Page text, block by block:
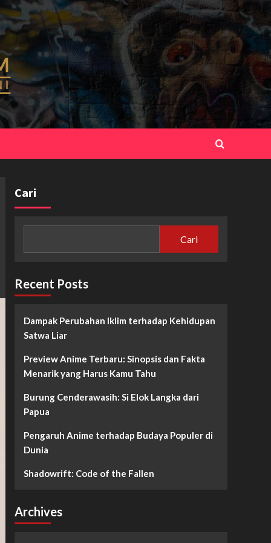
Cari
Cari
Recent Posts
Dampak Perubahan Iklim terhadap Kehidupan
Satwa Liar
Preview Anime Terbaru: Sinopsis dan Fakta
Menarik yang Harus Kamu Tahu
Burung Cenderawasih: Si Elok Langka dari
Papua
Pengaruh Anime terhadap Budaya Populer di
Dunia
Shadowrift: Code of the Fallen
Archives